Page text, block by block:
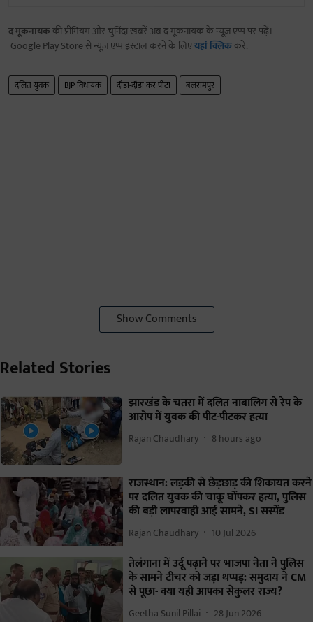
द मूकनायककी प्रीमियम और चुनिंदा खबरें अब द मूकनायक के न्यूज़ एप्प पर पढ़ें।
Google Play Store से न्यूज़ एप्प इंस्टाल करने के लिएयहां क्लिककरें.
दलित युवक BJP विधायक दौड़ा-दौड़ा कर पीटा बलरामपुर
Show Comments
Related Stories
झारखंड के चतरा में दलित नाबालिग से रेप के
आरोप में युवक की पीट-पीटकर हत्या
Rajan Chaudhary 8 hours ago
राजस्थान: लड़की से छेड़छाड़ की शिकायत करने
पर दलित युवक की चाकू घोंपकर हत्या, पुलिस
की बड़ी लापरवाही आई सामने, SI सस्पेंड
Rajan Chaudhary 10 Jul 2026
तेलंगाना में उर्दू पढ़ाने पर भाजपा नेता ने पुलिस
के सामने टीचर को जड़ा थप्पड़: समुदाय ने CM
से पूछा- क्या यही आपका सेकुलर राज्य?
Geetha Sunil Pillai 28 Jun 2026